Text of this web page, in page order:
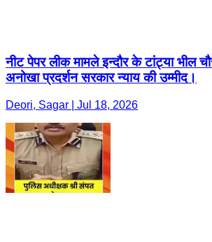
नीट पेपर लीक मामले इन्दौर के टांट्या भील
अनोखा प्रदर्शन सरकार न्याय की उम्मीद।
Deori, Sagar | Jul 18, 2026